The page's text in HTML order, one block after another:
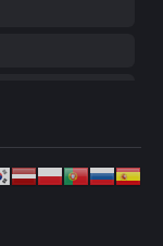
да дело